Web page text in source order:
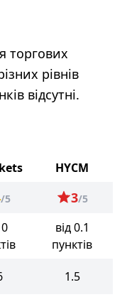
торгових
рівнів
відсутні.
HYCM
/5 3/5
від 0.1
пунктів
1.5